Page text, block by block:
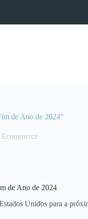
de Ano de 2024”
Ecommerce
de Ano de 2024
Unidos para a